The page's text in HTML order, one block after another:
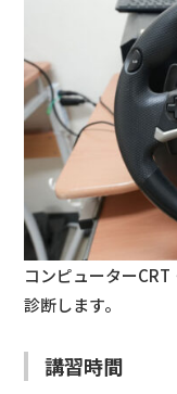
コンピューター
診断します。
講習時間